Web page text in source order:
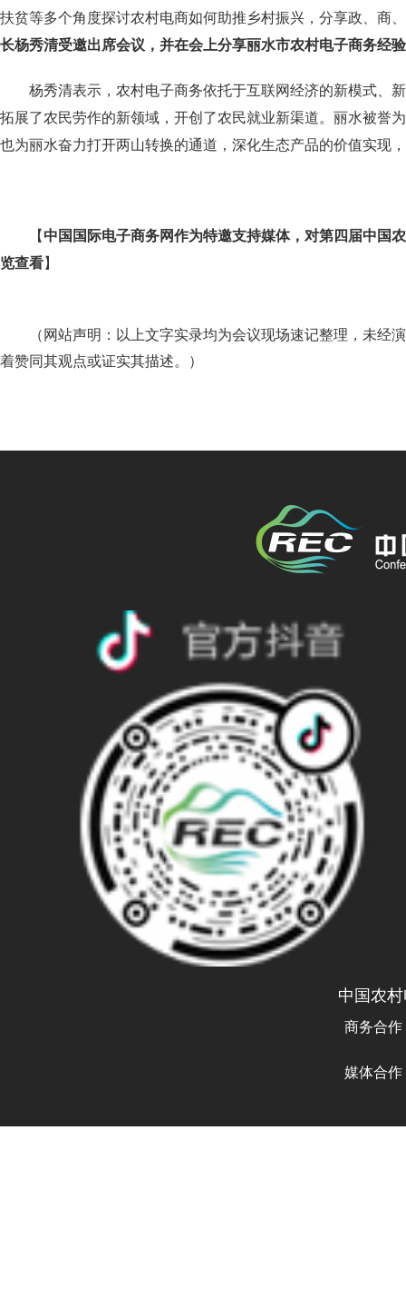
扶贫等多个角度探讨农村电商如何助推乡村振兴，分享政、商
长杨秀清受邀出席会议，并在会上分享丽水市农村电子商务经
杨秀清表示，农村电子商务依托于互联网经济的新模式、
拓展了农民劳作的新领域，开创了农民就业新渠道。丽水被誉
也为丽水奋力打开两山转换的通道，深化生态产品的价值实现
【中国国际电子商务网作为特邀支持媒体，对第四届中国
览查看】
（ 网站声明：以上文字实录均为会议现场速记整理，未经
着赞同其观点或证实其描述。
）
中国农
商务合
媒体合